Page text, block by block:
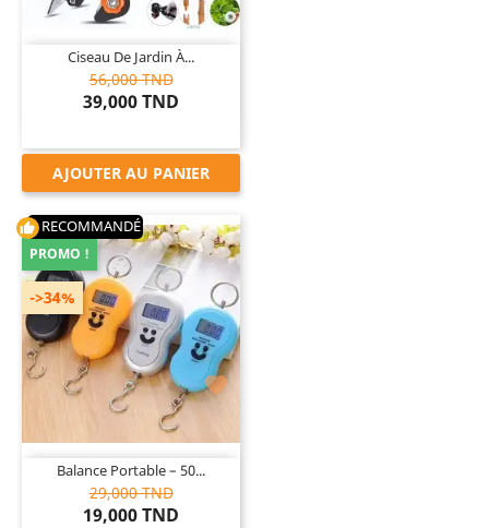
Ciseau De Jardin À...
56,000 TND
39,000 TND
AJOUTER AU PANIER

thumb_up RECOMMANDÉ
Balance Portable – 50...
29,000 TND
19,000 TND
->34%
PROMO !